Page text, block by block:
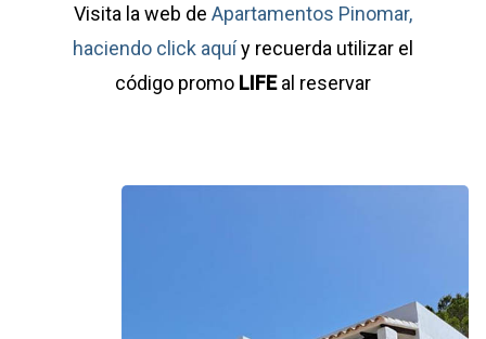
Visita la web de Apartamentos Pinomar,
haciendo click aquíy recuerda utilizar el
código promo LIFEal reservar